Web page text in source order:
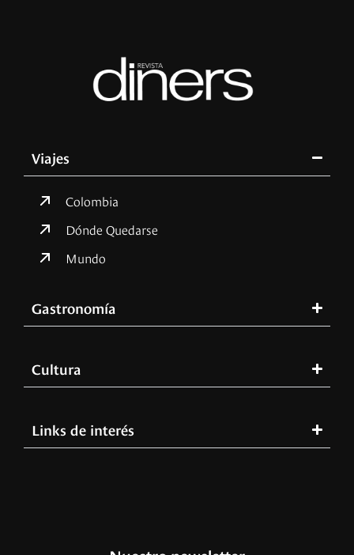
Viajes
Colombia
Dónde Quedarse
Mundo
Gastronomía
Cultura
Links de interés